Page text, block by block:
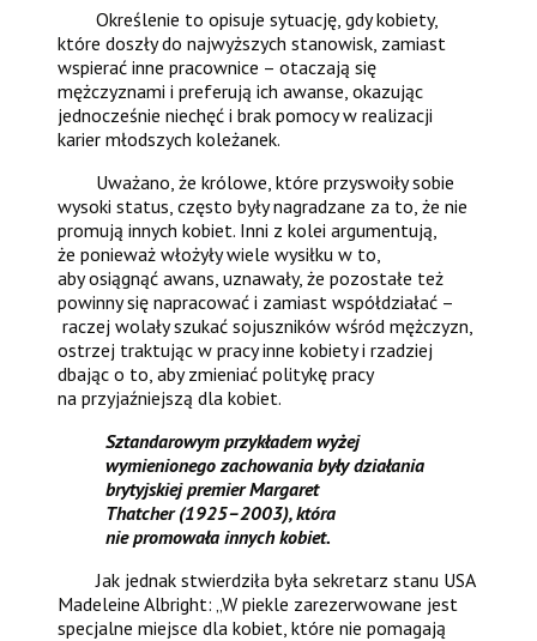
Określenie to opisuje sytuację, gdy kobiety,
które doszły do najwyższych stanowisk, zamiast
wspierać inne pracownice – otaczają się
mężczyznami i preferują ich awanse, okazując
jednocześnie niechęć i brak pomocy w realizacji
karier młodszych koleżanek.
Uważano, że królowe, które przyswoiły sobie
wysoki status, często były nagradzane za to, że nie
promują innych kobiet. Inni z kolei argumentują,
że ponieważ włożyły wiele wysiłku w to,
aby osiągnąć awans, uznawały, że pozostałe też
powinny się napracować i zamiast współdziałać –
raczej wolały szukać sojuszników wśród mężczyzn,
ostrzej traktując w pracy inne kobiety i rzadziej
dbając o to, aby zmieniać politykę pracy
na przyjaźniejszą dla kobiet.
Sztandarowym przykładem wyżej
wymienionego zachowania były działania
brytyjskiej premier Margaret
Thatcher (1925–2003), która
nie promowała innych kobiet.
Jak jednak stwierdziła była sekretarz stanu USA
Madeleine Albright: „W piekle zarezerwowane jest
specjalne miejsce dla kobiet, które nie pomagają